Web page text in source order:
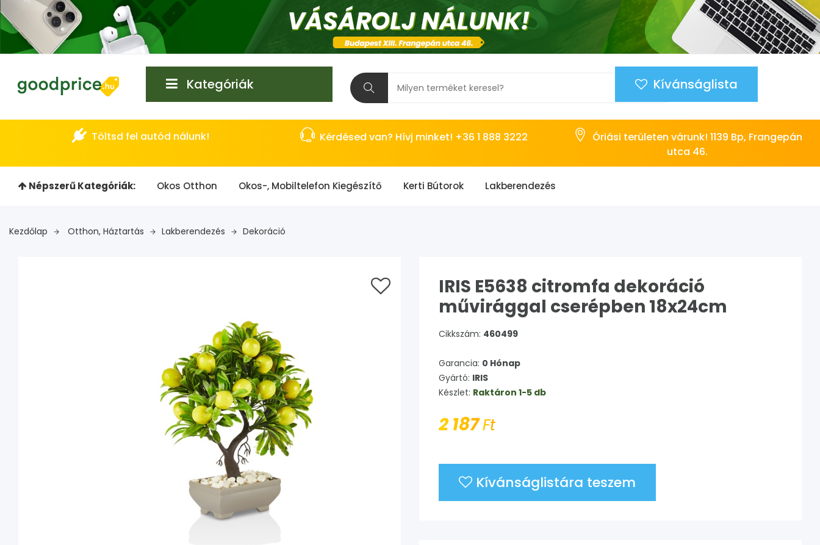
Kategóriák Kívánságlista
Töltsd fel autód nálunk! Kérdésed van? Hívj minket! +36 1 888 3222
Óriási területen várunk! 1139 Bp, Frangepán
utca 46.
Népszerű Kategóriák: Okos Otthon Okos-, Mobiltelefon Kiegészítő Kerti Bútorok Lakberendezés
Kezdőlap Otthon, Háztartás Lakberendezés Dekoráció
IRIS E5638 citromfa dekoráció
művirággal cserépben 18x24cm
Cikkszám: 460499
Garancia: 0 Hónap
Gyártó: IRIS
Készlet: Raktáron 1-5 db
2 187Ft
Kívánságlistára teszem